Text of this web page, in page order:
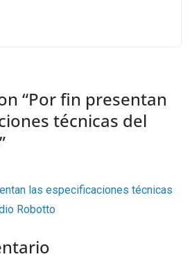
“Por fin presentan
técnicas del
”
las especificaciones técnicas
Robotto